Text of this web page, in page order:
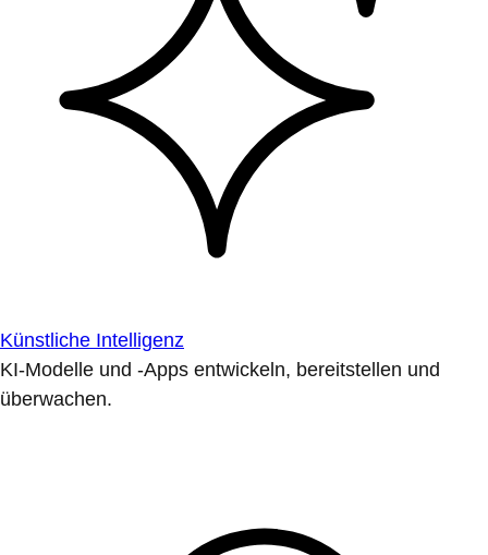
Künstliche Intelligenz
KI-Modelle und -Apps entwickeln, bereitstellen und
überwachen.